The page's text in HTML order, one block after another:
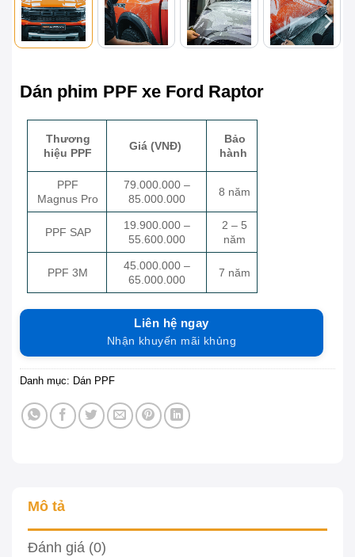
Dán phim PPF xe Ford Raptor
Thương
hiệu PPF
Giá (VNĐ)
Bảo
hành
PPF
Magnus Pro
79.000.000 –
85.000.000
8 năm
PPF SAP
19.900.000 –
55.600.000
2 – 5
năm
PPF 3M
45.000.000 –
65.000.000
7 năm
Liên hệ ngay
Nhận khuyến mãi khủng
Danh mục: Dán PPF
Mô tả
Đánh giá (0)